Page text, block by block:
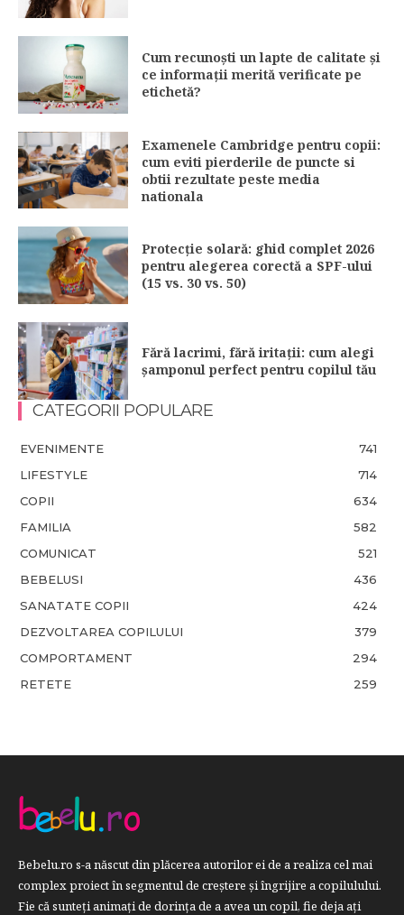
Cum recunoști un lapte de calitate și
ce informații merită verificate pe
etichetă?
Examenele Cambridge pentru copii:
cum eviti pierderile de puncte si
obtii rezultate peste media
nationala
Protecție solară: ghid complet 2026
pentru alegerea corectă a SPF-ului
(15 vs. 30 vs. 50)
Fără lacrimi, fără iritații: cum alegi
șamponul perfect pentru copilul tău
CATEGORII POPULARE
EVENIMENTE
741
LIFESTYLE
714
COPII
634
FAMILIA
582
COMUNICAT
521
BEBELUSI
436
SANATATE COPII
424
DEZVOLTAREA COPILULUI
379
COMPORTAMENT
294
RETETE
259
Bebelu.ro s-a născut din plăcerea autorilor ei de a realiza cel mai
complex proiect în segmentul de creştere şi îngrijire a copilulului.
Fie că sunteţi animaţi de dorinţa de a avea un copil, fie deja aţi